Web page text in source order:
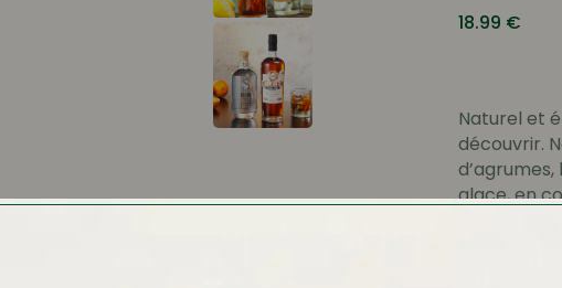
18.99 €
Naturel et
découvrir.
glace, en